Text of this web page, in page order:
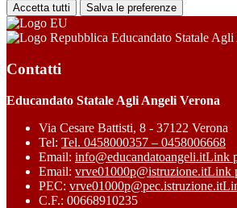
Accetta tutti Salva le preferenze
Educandato Statale
Contatti
Educandato Statale Agli Angeli Verona
Via Cesare Battisti, 8 - 37122 Verona
Tel: Tel. 0458000357 – 0458006668
Email: info@educandatoangeli.itLink
Email: vrve01000p@istruzione.itLink
PEC: vrve01000p@pec.istruzione.it
C.F.: 00668910235